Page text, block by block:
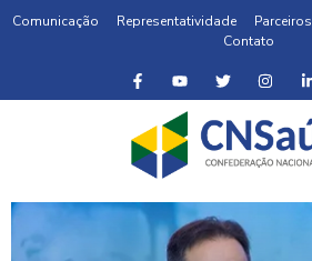
Comunicação Representatividade Parceiros
Contato